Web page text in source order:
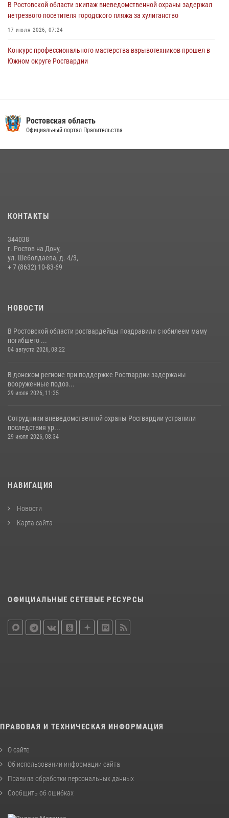
В Ростовской области экипаж вневедомственной охраны задержал
нетрезвого посетителя городского пляжа за хулиганство
17 июля 2026, 07:24
Конкурс профессионального мастерства взрывотехников прошел в
Южном округе Росгвардии
продажи
13 июля 2026, 10:22
Сотрудники Управления Росгвардии по Ростовской области стали
участниками богослужения и крестного хода
28 июля 2026, 12:46
Ростовская область
Официальный портал Правительства
КОНТАКТЫ
344038
г. Ростов на Дону,
ул. Шеболдаева, д. 4/3,
+ 7 (8632) 10-83-69
НОВОСТИ
В Ростовской области росгвардейцы поздравили с юбилеем маму
погибшего ...
04 августа 2026, 08:22
В донском регионе при поддержке Росгвардии задержаны
вооруженные подоз...
29 июля 2026, 11:35
Сотрудники вневедомственной охраны Росгвардии устранили
последствия ур...
29 июля 2026, 08:34
НАВИГАЦИЯ
Новости
Карта сайта
ОФИЦИАЛЬНЫЕ СЕТЕВЫЕ РЕСУРСЫ
ПРАВОВАЯ И ТЕХНИЧЕСКАЯ ИНФОРМАЦИЯ
О сайте
Об использовании информации сайта
Правила обработки персональных данных
Сообщить об ошибках